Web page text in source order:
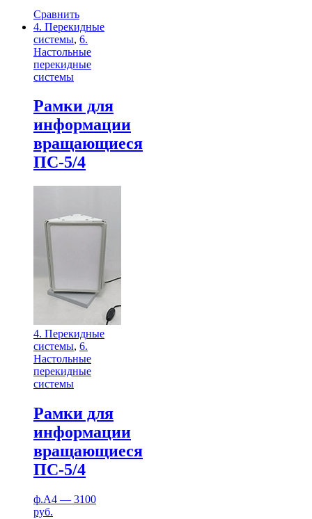
Сравнить
4. Перекидные
системы, 6.
Настольные
перекидные
системы
Рамки для
информации
вращающиеся
ПС-5/4
4. Перекидные
системы, 6.
Настольные
перекидные
системы
Рамки для
информации
вращающиеся
ПС-5/4
ф.А4 — 3100
руб.